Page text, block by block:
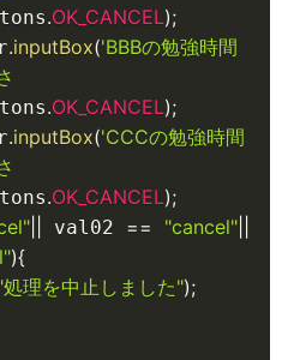
.OK_CANCEL);
.inputBox('BBBの勉強時間
.OK_CANCEL);
.inputBox('CCCの勉強時間
.OK_CANCEL);
val02 == "cancel"
){
処理を中止しました");